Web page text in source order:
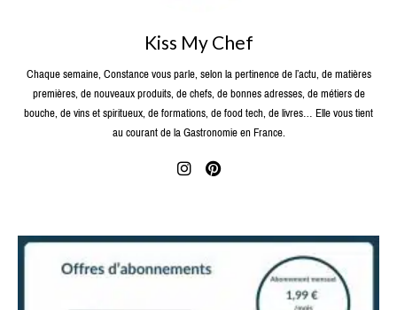
Kiss My Chef
Chaque semaine, Constance vous parle, selon la pertinence de l’actu, de matières
premières, de nouveaux produits, de chefs, de bonnes adresses, de métiers de
bouche, de vins et spiritueux, de formations, de food tech, de livres… Elle vous tient
au courant de la Gastronomie en France.